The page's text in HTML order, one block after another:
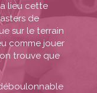
lieu cette
de
sur le terrain
comme jouer
trouve que